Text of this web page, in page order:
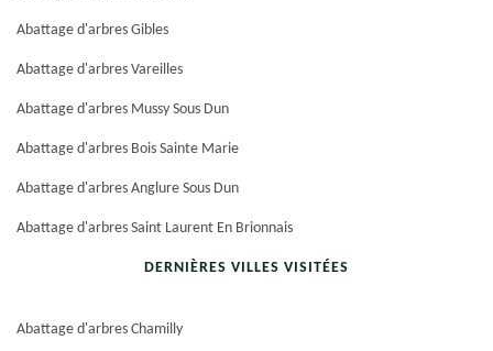
Abattage d'arbres Gibles
Abattage d'arbres Vareilles
Abattage d'arbres Mussy Sous Dun
Abattage d'arbres Bois Sainte Marie
Abattage d'arbres Anglure Sous Dun
Abattage d'arbres Saint Laurent En Brionnais
DERNIÈRES VILLES VISITÉES
Abattage d'arbres Chamilly